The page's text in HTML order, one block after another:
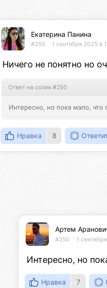
Екатерина Панина
#255 1 сентября 2025 в
Ничего не понятно но
Ответ на солик #250
Интересно, но пока мало, что
Нравка 8
Артем
#250 1
Интересно, но
Нравка 7